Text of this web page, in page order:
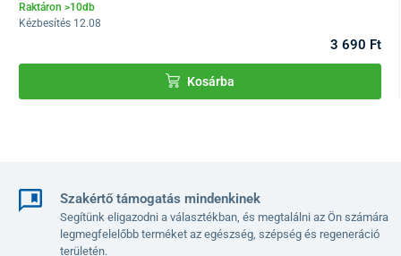
Raktáron >10db
Kézbesítés 12.08
3 690 Ft
Kosárba
Szakértő támogatás mindenkinek
Segítünk eligazodni a választékban, és megtalálni az Ön számára
legmegfelelőbb terméket az egészség, szépség és regeneráció
területén.